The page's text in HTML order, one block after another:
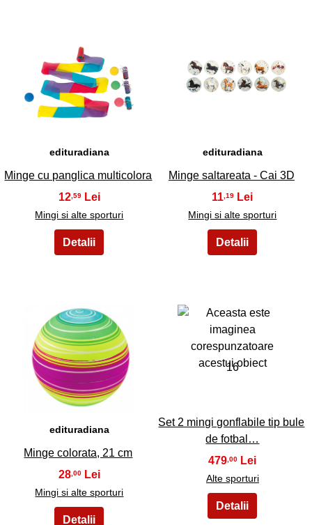
13
edituradiana
Minge cu panglica multicolora
12 ,59
Mingi si alte sporturi
14
edituradiana
Minge saltareata - Cai 3D
11 ,19
Mingi si alte sporturi
15
edituradiana
Minge colorata, 21 cm
28 ,00
Mingi si alte sporturi
16
Set 2 mingi gonflabile tip bule
de fotbal…
479 ,00
Alte sporturi